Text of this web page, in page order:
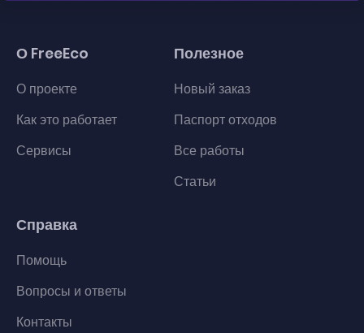
О FreeEco
О проекте
Как это работает
Сервисы
Полезное
Новый заказ
Паспорт отходов
Все работы
Статьи
Справка
Помощь
Вопросы и ответы
Контакты